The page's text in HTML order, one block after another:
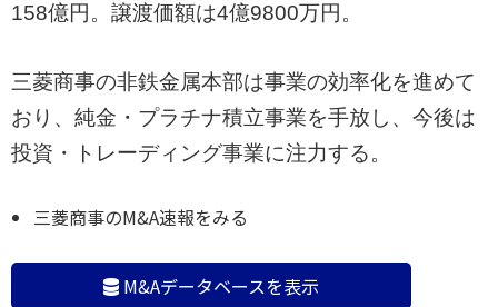
158億円。譲渡価額は4億9800万円。
三菱商事の非鉄金属本部は事業の効率化を進めて
おり、純金・プラチナ積立事業を手放し、今後は
投資・トレーディング事業に注力する。
三菱商事のM&A速報をみる
M&Aデータベースを表示